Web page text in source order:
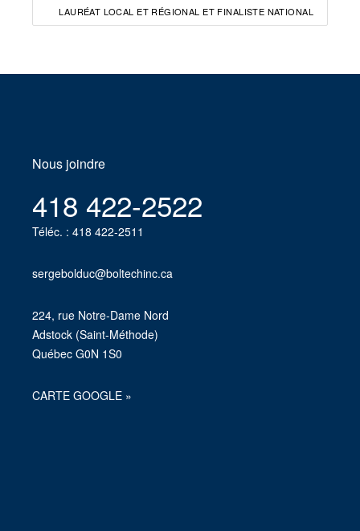
LAURÉAT LOCAL ET RÉGIONAL ET FINALISTE NATIONAL
Nous joindre
418 422-2522
Téléc. : 418 422-2511
sergebolduc@boltechinc.ca
224, rue Notre-Dame Nord
Adstock (Saint-Méthode)
Québec G0N 1S0
CARTE GOOGLE »